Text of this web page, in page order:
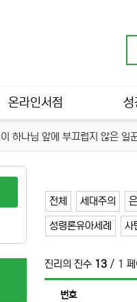
온라인서점 성
하나님 앞에 부끄럽지 않은
전체 세대주의
성령론유아세례 사
진리의 진수 13 / 1 페
번호